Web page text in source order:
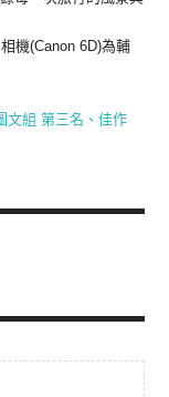
機(Canon 6D)為輔
文組 第三名、佳作